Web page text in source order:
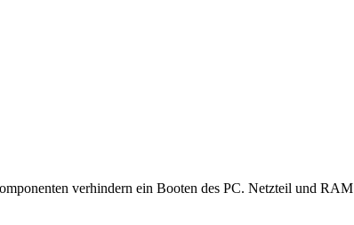
verhindern ein Booten des PC. Netzteil und